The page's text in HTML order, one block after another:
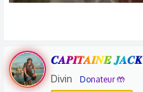
𝑪𝑨𝑷𝑰𝑻𝑨𝑰𝑵𝑬 𝑱𝑨𝑪𝑲
Divin
Donateur 🤲